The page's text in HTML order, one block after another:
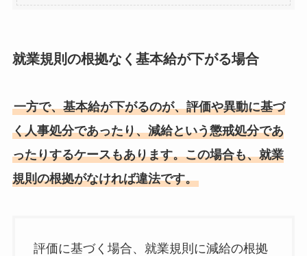
就業規則の根拠なく基本給が下がる場合
一方で、基本給が下がるのが、評価や異動に基づ
く人事処分であったり、減給という懲戒処分であ
ったりするケースもあります。この場合も、就業
規則の根拠がなければ違法です。
評価に基づく場合、就業規則に減給の根拠